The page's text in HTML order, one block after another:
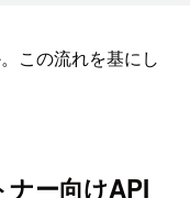
この流れを基にし
ー向けAPI